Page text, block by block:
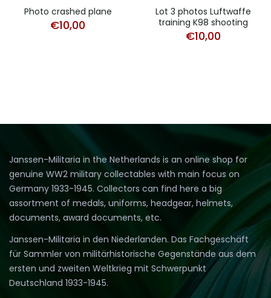
Photo crashed plane
€10,00
Lot 3 photos Luftwaffe
training K98 shooting
€10,00
Janssen-Militaria in the Netherlands is an online shop for
genuine WW2 military collectables with main focus on
Germany 1933-1945. Collectors can find here a big
assortment of medals, uniforms, headgear, helmets,
documents, award documents, etc.
Janssen-Militaria in den Niederlanden. Das Fachgeschäft
für Sammler von militärhistorische Gegenstände aus dem
ersten und zweiten Weltkrieg mit Schwerpunkt
Deutschland 1933-1945.